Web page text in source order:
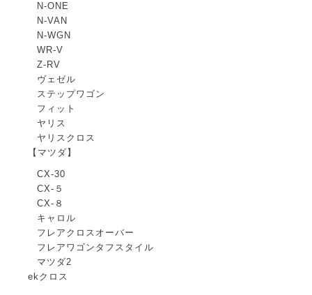
N-ONE
N-VAN
N-WGN
WR-V
Z-RV
ヴェゼル
ステップワゴン
フィット
ヤリス
ヤリスクロス
【マツダ】
CX-30
CX-５
CX-８
キャロル
フレアクロスオーバー
フレアワゴンタフスタイル
マツダ2
ekクロス